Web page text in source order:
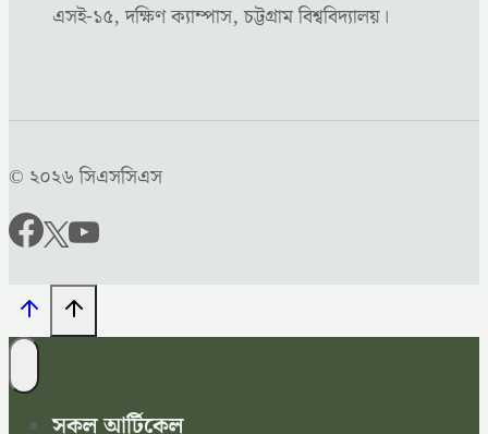
এসই-১৫, দক্ষিণ ক্যাম্পাস, চট্টগ্রাম বিশ্ববিদ্যালয়।
© ২০২৬ সিএসসিএস
সকল আর্টিকেল